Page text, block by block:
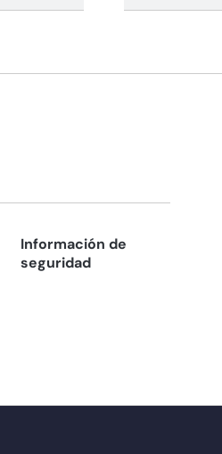
Información de
seguridad